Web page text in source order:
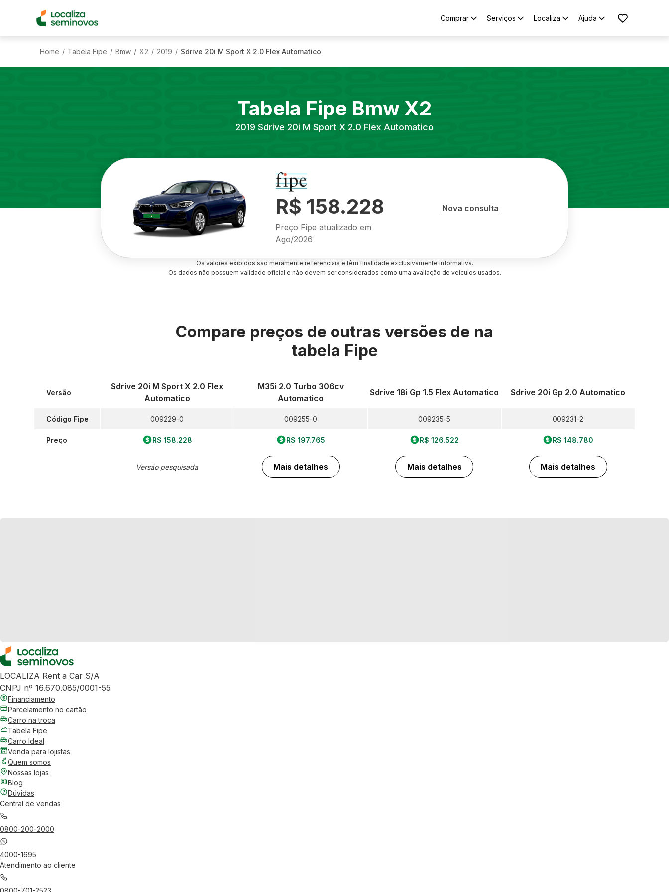
Comprar Serviços Localiza Ajuda
Home / Tabela Fipe / Bmw / X2 / 2019 / Sdrive 20i M Sport X 2.0 Flex Automatico
Tabela Fipe Bmw X2
2019 Sdrive 20i M Sport X 2.0 Flex Automatico
R$ 158.228
Preço Fipe atualizado em
Ago/2026
Nova consulta
Os valores exibidos são meramente referenciais e têm finalidade exclusivamente informativa.
Os dados não possuem validade oficial e não devem ser considerados como uma avaliação de veículos usados.
Compare preços de outras versões de na
tabela Fipe
Versão
Código Fipe
Preço
Sdrive 20i M Sport X 2.0 Flex
Automatico
009229-0
R$ 158.228
Versão pesquisada
M35i 2.0 Turbo 306cv
Automatico
009255-0
R$ 197.765
Mais detalhes
Sdrive 18i Gp 1.5 Flex Automatico
009235-5
R$ 126.522
Mais detalhes
Sdrive 20i Gp 2.0 Automatico
009231-2
R$ 148.780
Mais detalhes
LOCALIZA Rent a Car S/A
CNPJ nº 16.670.085/0001-55
Financiamento
Parcelamento no cartão
Carro na troca
Tabela Fipe
Carro Ideal
Venda para lojistas
Quem somos
Nossas lojas
Blog
Dúvidas
Central de vendas
0800-200-2000
4000-1695
Atendimento ao cliente
0800-701-2523